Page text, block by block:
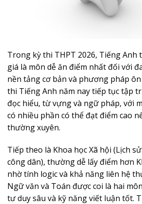
Trong kỳ thi THPT 2026, Tiếng
giá là môn dễ ăn điểm nhất đối với
nền tảng cơ bản và phương pháp
thi Tiếng Anh năm nay tiếp tục tập
đọc hiểu, từ vựng và ngữ pháp, với
có nhiều phần có thể đạt điểm cao
thường xuyên.
Tiếp theo là Khoa học Xã hội (Lịch
công dân), thường dễ lấy điểm hơn
nhờ tính logic và khả năng liên hệ
Ngữ văn và Toán được coi là hai
tư duy sâu và kỹ năng viết luận tốt.